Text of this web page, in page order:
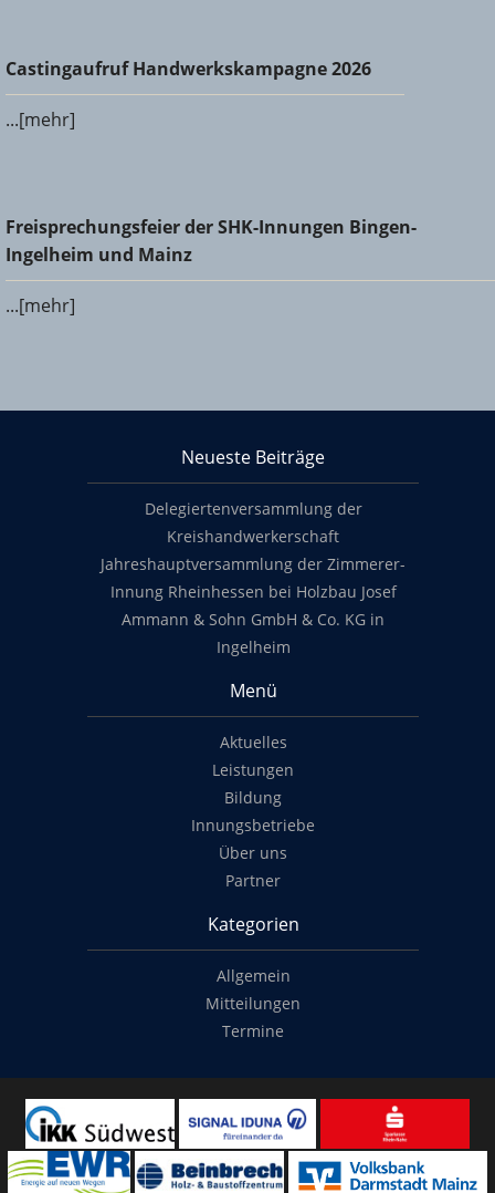
Castingaufruf Handwerkskampagne 2026
Castingaufruf Handwerkskampagne 2026
...[mehr]
Freisprechungsfeier der SHK-Innungen Bingen-Ingelheim
und Mainz
Freisprechungsfeier der SHK-Innungen Bingen-
Ingelheim und Mainz
...[mehr]
Neueste Beiträge
Delegiertenversammlung der
Kreishandwerkerschaft
Jahreshauptversammlung der Zimmerer-
Innung Rheinhessen bei Holzbau Josef
Ammann & Sohn GmbH & Co. KG in
Ingelheim
Menü
Aktuelles
Leistungen
Bildung
Innungsbetriebe
Über uns
Partner
Kategorien
Allgemein
Mitteilungen
Termine
© 2014-2022 Classymade GmbH. Alle Rechte vorbehalten.